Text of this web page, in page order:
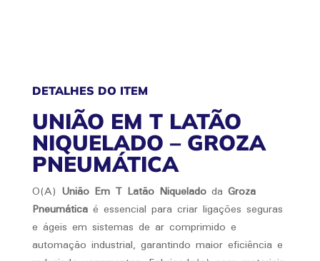
DETALHES DO ITEM
UNIÃO EM T LATÃO
NIQUELADO – GROZA
PNEUMÁTICA
O(A) União Em T Latão Niqueladoda Groza
Pneumáticaé essencial para criar ligações seguras
e ágeis em sistemas de ar comprimido e
automação industrial, garantindo maior eficiência e